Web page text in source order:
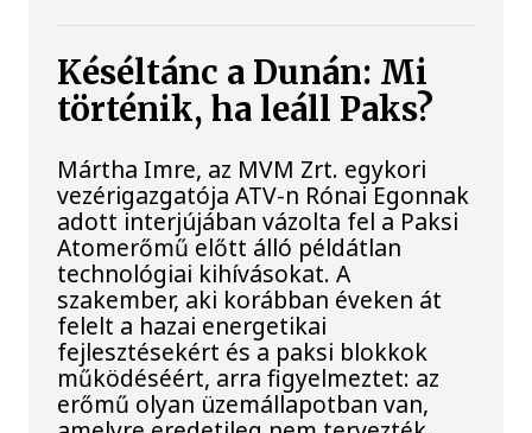
Késéltánc a Dunán: Mi
történik, ha leáll Paks?
Mártha Imre, az MVM Zrt. egykori
vezérigazgatója ATV-n Rónai Egonnak
adott interjújában vázolta fel a Paksi
Atomerőmű előtt álló példátlan
technológiai kihívásokat. A
szakember, aki korábban éveken át
felelt a hazai energetikai
fejlesztésekért és a paksi blokkok
működéséért, arra figyelmeztet: az
erőmű olyan üzemállapotban van,